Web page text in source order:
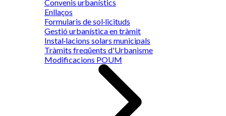
Convenis urbanístics
Enllaços
Formularis de sol·licituds
Gestió urbanística en tràmit
Instal·lacions solars municipals
Tràmits freqüents d'Urbanisme
Modificacions POUM